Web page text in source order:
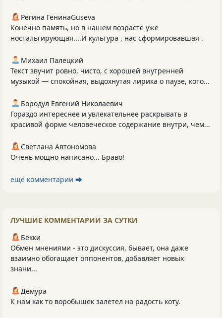
Регина ГенинаGuseva
Конечно память, но в нашем возрасте уже
ностальгирующая....И культура , нас сформировавшая .
Михаил Палецкий
Текст звучит ровно, чисто, с хорошей внутренней
музыкой — спокойная, выдохнутая лирика о паузе, кото...
Бородул Евгений Николаевич
Гораздо интереснее и увлекательнее раскрывать в
красивой форме человеческое содержание внутри, чем...
Светлана Автономова
Очень мощно написано... Браво!
ещё комментарии ⮕
ЛУЧШИЕ КОММЕНТАРИИ ЗА СУТКИ
Бекки
Обмен мнениями - это дискуссия, бывает, она даже
взаимно обогащает оппонентов, добавляет новых
знани...
Демура
К нам как то воробышек залетел на радость коту.